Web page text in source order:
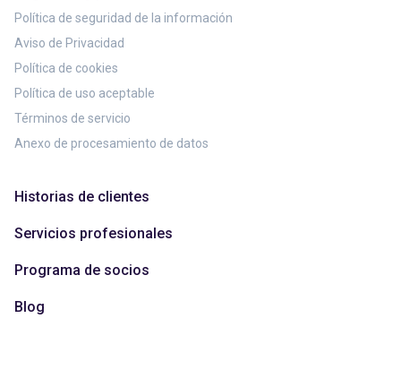
Política de seguridad de la información
Aviso de Privacidad
Política de cookies
Política de uso aceptable
Términos de servicio
Anexo de procesamiento de datos
Historias de clientes
Servicios profesionales
Programa de socios
Blog